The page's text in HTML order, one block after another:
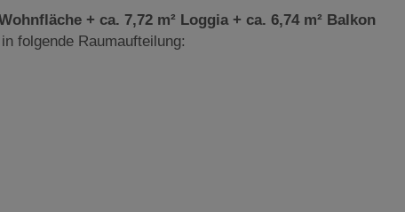
+ ca. 7,72 m² Loggia + ca. 6,74 m² Balkon
folgende Raumaufteilung: